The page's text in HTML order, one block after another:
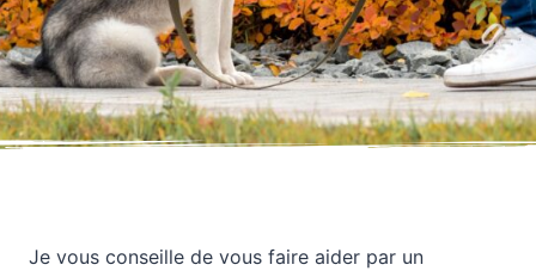
Je vous conseille de vous faire aider par un